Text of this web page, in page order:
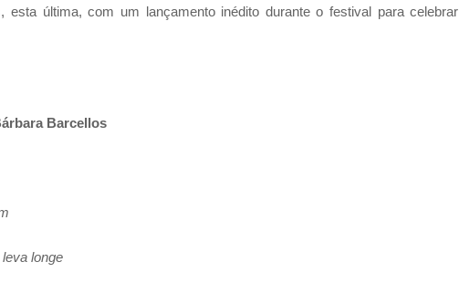
esta última, com um lançamento inédito durante o festival para
Barcellos
longe